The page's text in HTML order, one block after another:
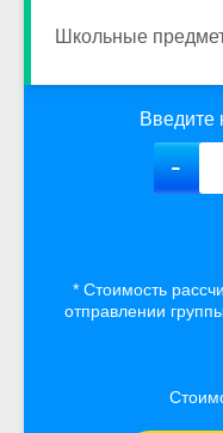
Школьные
Введите
* Стоимость
отправлении